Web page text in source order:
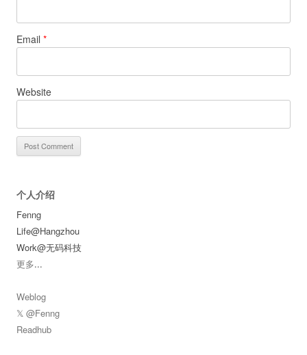
Email *
Website
个人介绍
Fenng
Life@Hangzhou
Work@无码科技
更多...
Weblog
𝕏 @Fenng
Readhub